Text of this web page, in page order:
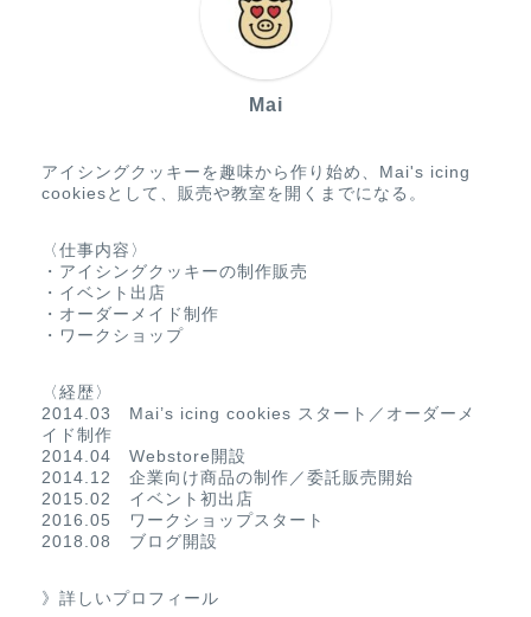
Mai
アイシングクッキーを趣味から作り始め、Mai's icing
cookiesとして、販売や教室を開くまでになる。
〈仕事内容〉
・アイシングクッキーの制作販売
・イベント出店
・オーダーメイド制作
・ワークショップ
〈経歴〉
2014.03 Mai’s icing cookies スタート／オーダーメ
イド制作
2014.04 Webstore開設
2014.12 企業向け商品の制作／委託販売開始
2015.02 イベント初出店
2016.05 ワークショップスタート
2018.08 ブログ開設
》詳しいプロフィール